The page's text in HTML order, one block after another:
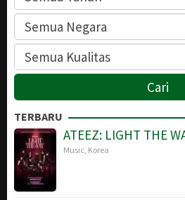
TERBARU
ATEEZ: LIGHT THE
Music Korea